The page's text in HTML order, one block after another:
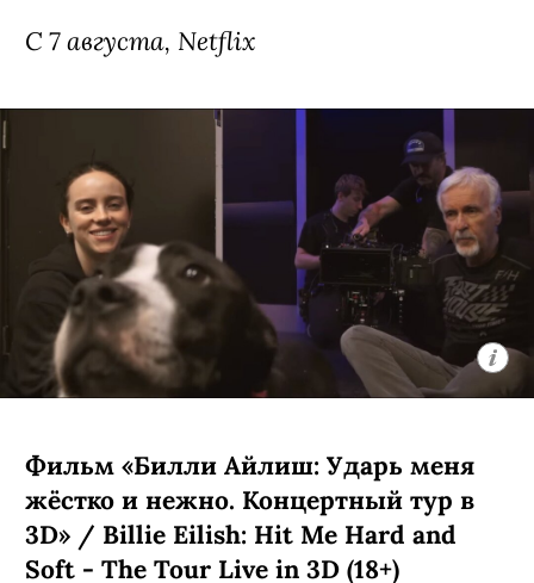
C 7 августа, Netflix